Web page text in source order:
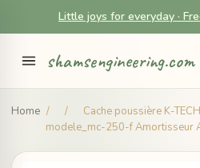
Little joys for everyday ·
shamsengineering.com
Home / /
Cache poussière K-
modele_mc-250-f Amortisseur